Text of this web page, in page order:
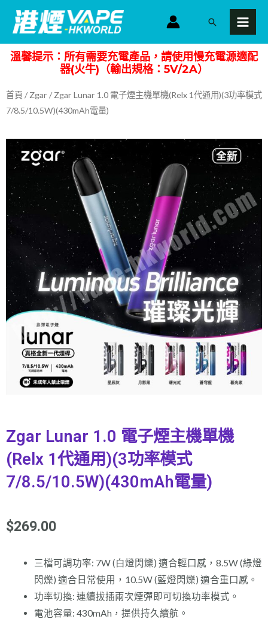
主
容
搜
溫馨提示：所有需要充電產品，請使用慢充電源適配
器(火牛)（輸出規格：5V/2A）
首頁 /Zgar / Zgar Lunar 1.0 電子煙主機單機(Relx 1代通用)(3功率模式
7/8.5/10.5W)(430mAh電量)
Zgar Lunar 1.0 電子煙主機單機
(Relx 1代通用)(3功率模式
7/8.5/10.5W)(430mAh電量)
$269.00
三檔可調功率: 7W (白燈閃爍) 適合輕口感，8.5W (綠燈
閃爍) 適合日常使用，10.5W (藍燈閃爍) 適合重口感。
功率切換: 連續拔插兩次煙彈即可切換功率模式。
電池容量: 430mAh，提供持久續航。